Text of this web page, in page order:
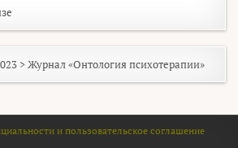
>Журнал «Онтология психотерапии»
и пользовательское соглашение